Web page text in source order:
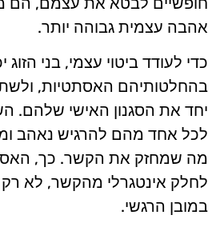
אהבה עצמית גבוהה יותר.
כדי לעודד ביטוי עצמי, בני
בהחלטותיהם האסתטיות,
יחד את הסגנון האישי שלהם.
לכל אחד מהם להרגיש נאהב
מה שמחזק את הקשר. כך,
לחלק אינטגרלי מהקשר, לא רק
במובן הרגשי.